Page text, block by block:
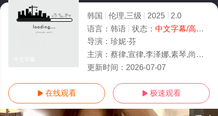
韩国 伦理,三级 2025
2.0
语言： 韩语 状态： 中文字幕/高清
导演： 珍妮·芬
主演： 蔡律,宣律,李泽娜,素琴,尚宇,汤米,宇烈,韩承俊
更新时间： 2026-07-07
 在线观看  极速观看